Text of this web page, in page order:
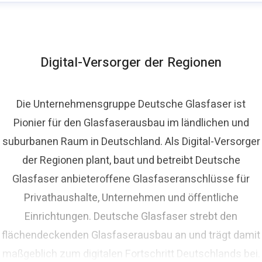
Digital-Versorger der Regionen
Die Unternehmensgruppe Deutsche Glasfaser ist
Pionier für den Glasfaserausbau im ländlichen und
suburbanen Raum in Deutschland. Als Digital-Versorger
der Regionen plant, baut und betreibt Deutsche
Glasfaser anbieteroffene Glasfaseranschlüsse für
Privathaushalte, Unternehmen und öffentliche
Einrichtungen. Deutsche Glasfaser strebt den
flächendeckenden Glasfaserausbau an und trägt damit
maßgeblich zum digitalen Fortschritt Deutschlands bei.